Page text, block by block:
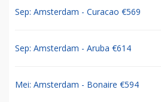
Sep: Amsterdam - Curacao €569
Sep: Amsterdam - Aruba €614
Mei: Amsterdam - Bonaire €594